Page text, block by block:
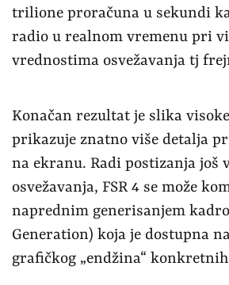
trilione proračuna u sekundi
radio u realnom vremenu pri
vrednostima osvežavanja tj
Konačan rezultat je slika
prikazuje znatno više detalja
na ekranu. Radi postizanja još
osvežavanja, FSR 4 se može
naprednim generisanjem
Generation) koja je dostupna
grafičkog „endžina“